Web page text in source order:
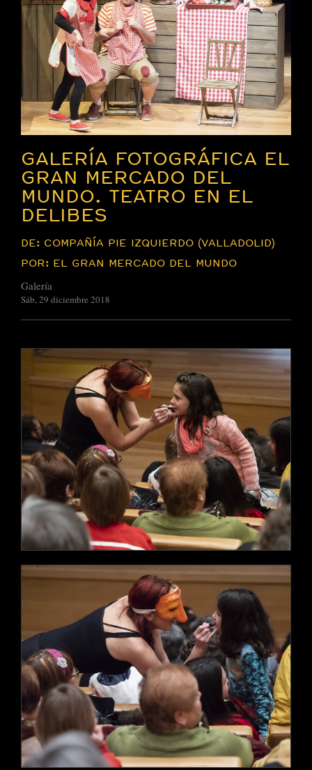
GALERÍA FOTOGRÁFICA EL
GRAN MERCADO DEL
MUNDO. TEATRO EN EL
DELIBES
DE: COMPAÑÍA PIE IZQUIERDO (VALLADOLID)
POR: EL GRAN MERCADO DEL MUNDO
Galería
Sáb, 29 diciembre 2018